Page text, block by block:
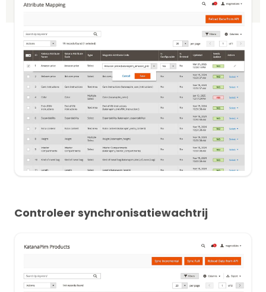
Controleer synchronisatiewachtrij